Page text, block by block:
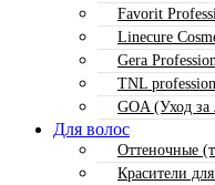
Favorit
Linecure
Gera
TNL
GOA (Уход
Для волос
Оттеночные
Красители